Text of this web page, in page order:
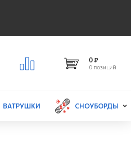
0 ₽
0 позиций
ВАТРУШКИ СНОУБОРДЫ